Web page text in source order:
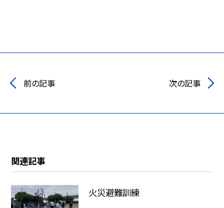
前の記事 次の記事
関連記事
火災避難訓練